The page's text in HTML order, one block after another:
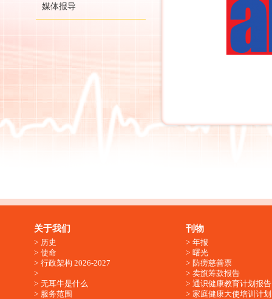
媒体报导
关于我们
历史
使命
行政架构 2026-2027
无耳牛是什么
服务范围
刊物
年报
曙光
防痨慈善票
卖旗筹款报告
通识健康教育计划报告
家庭健康大使培训计划